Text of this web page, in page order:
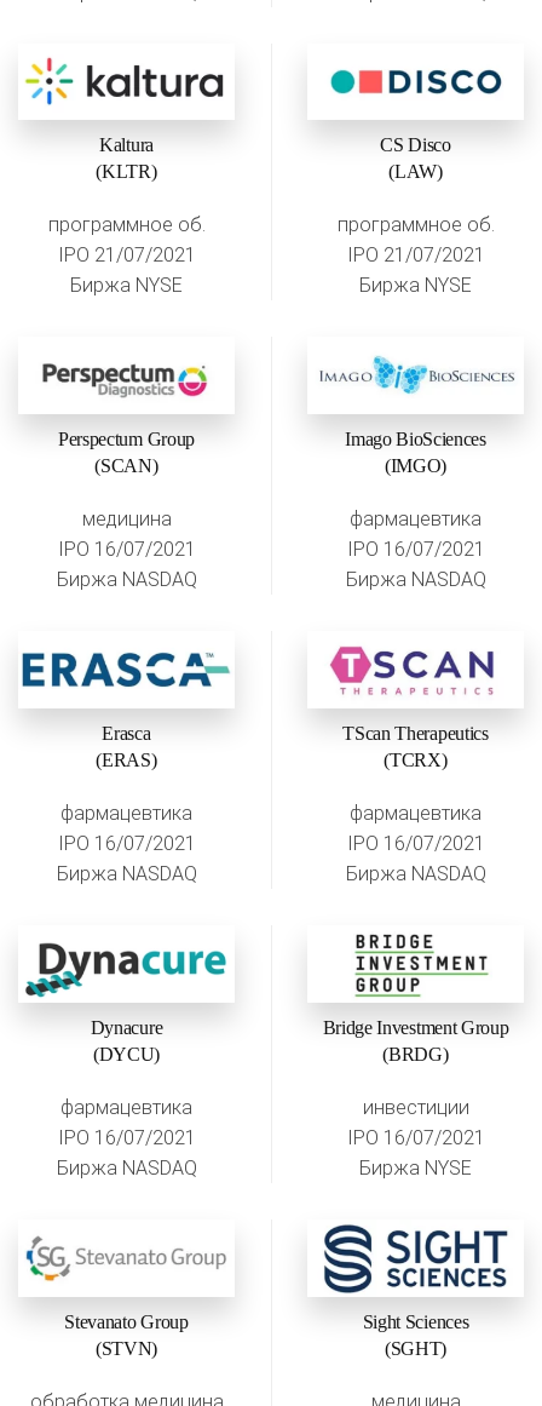
Kaltura
(KLTR)
программное об.
IPO 21/07/2021
Биржа NYSE
CS Disco
(LAW)
программное об.
IPO 21/07/2021
Биржа NYSE
Perspectum Group
(SCAN)
медицина
IPO 16/07/2021
Биржа NASDAQ
Imago BioSciences
(IMGO)
фармацевтика
IPO 16/07/2021
Биржа NASDAQ
Erasca
(ERAS)
фармацевтика
IPO 16/07/2021
Биржа NASDAQ
TScan Therapeutics
(TCRX)
фармацевтика
IPO 16/07/2021
Биржа NASDAQ
Dynacure
(DYCU)
фармацевтика
IPO 16/07/2021
Биржа NASDAQ
Bridge Investment Group
(BRDG)
инвестиции
IPO 16/07/2021
Биржа NYSE
Stevanato Group
(STVN)
обработка медицина
Sight Sciences
(SGHT)
медицина